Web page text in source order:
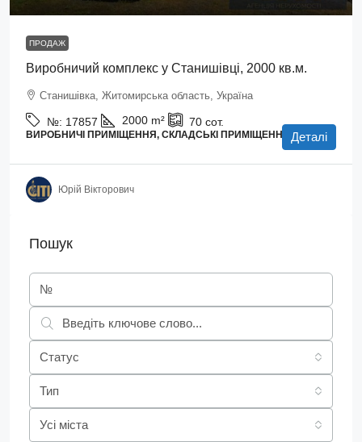
ПРОДАЖ
Виробничий комплекс у Станишівці, 2000 кв.м.
Станишівка, Житомирська область, Україна
№: 17857 2000 m² 70 сот.
ВИРОБНИЧІ ПРИМІЩЕННЯ, СКЛАДСЬКІ ПРИМІЩЕННЯ Деталі
Юрій Вікторович
Пошук
Статус
Тип
Усі міста